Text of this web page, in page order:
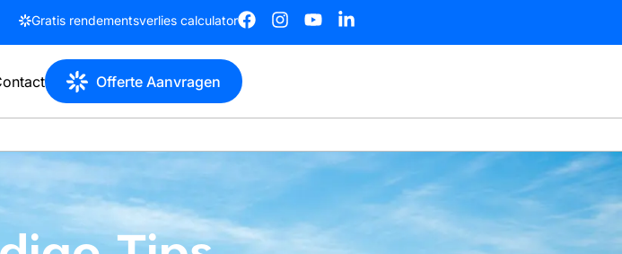
Gratis rendementsverlies calculator
Offerte Aanvragen